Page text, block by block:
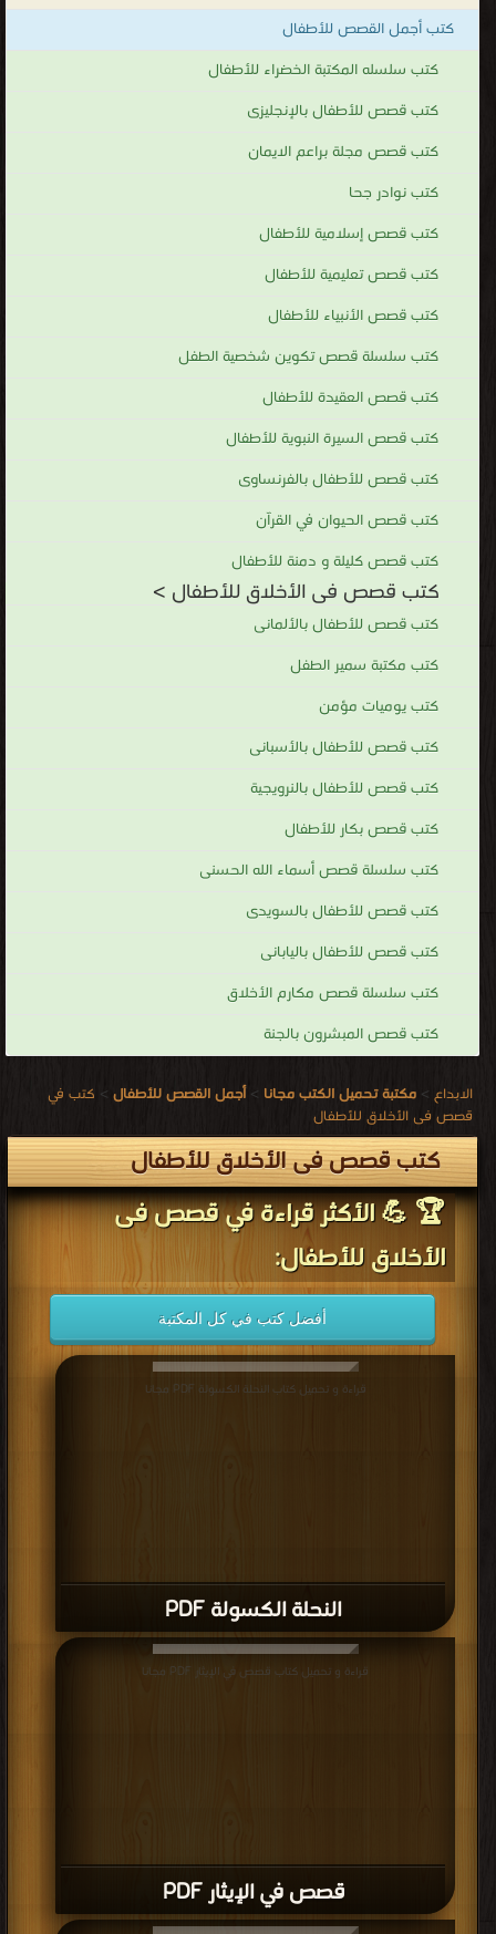
كتب أجمل القصص للأطفال
كتب سلسله المكتبة الخضراء للأطفال
كتب قصص للأطفال بالإنجليزى
كتب قصص مجلة براعم الايمان
كتب نوادر جحا
كتب قصص إسلامية للأطفال
كتب قصص تعليمية للأطفال
كتب قصص الأنبياء للأطفال
كتب سلسلة قصص تكوين شخصية الطفل
كتب قصص العقيدة للأطفال
كتب قصص السيرة النبوية للأطفال
كتب قصص للأطفال بالفرنساوى
كتب قصص الحيوان في القرآن
كتب قصص كليلة و دمنة للأطفال
كتب قصص فى الأخلاق للأطفال >
كتب قصص للأطفال بالألمانى
كتب مكتبة سمير الطفل
كتب يوميات مؤمن
كتب قصص للأطفال بالأسبانى
كتب قصص للأطفال بالنرويجية
كتب قصص بكار للأطفال
كتب سلسلة قصص أسماء الله الحسنى
كتب قصص للأطفال بالسويدى
كتب قصص للأطفال باليابانى
كتب سلسلة قصص مكارم الأخلاق
كتب قصص المبشرون بالجنة
الابداع > مكتبة تحميل الكتب مجانا >أجمل القصص للأطفال > كتب في
قصص فى الأخلاق للأطفال
كتب قصص فى الأخلاق للأطفال
🏆 💪 الأكثر قراءة في قصص فى
الأخلاق للأطفال:
أفضل كتب في كل المكتبة
النحلة الكسولة PDF
قراءة و تحميل كتاب النحلة الكسولة PDF مجانا
قصص في الإيثار PDF
قراءة و تحميل كتاب قصص في الإيثار PDF مجانا